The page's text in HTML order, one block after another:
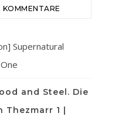
KOMMENTARE
Supernatural
and Steel. Die
Thezmarr 1 |